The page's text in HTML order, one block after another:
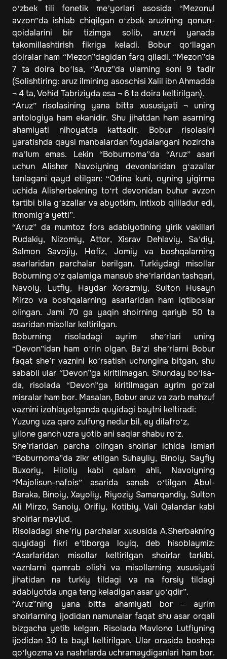
o‘zbek tili fonetik me’yorlari asosida “Mezonul
avzon”da ishlab chiqilgan o‘zbek aruzining qonun-
qoidalarini bir tizimga solib, aruzni yanada
takomillashtirish fikriga keladi. Bobur qo‘llagan
doiralar ham “Mezon”dagidan farq qiladi. “Mezon”da
7 ta doira bo‘lsa, “Aruz”da ularning soni 9 tadir
(Solishtiring: aruz ilmining asoschisi Xalil ibn Ahmadda
¬ 4 ta, Vohid Tabriziyda esa ¬ 6 ta doira keltirilgan).
“Aruz” risolasining yana bitta xususiyati ¬ uning
antologiya ham ekanidir. Shu jihatdan ham asarning
ahamiyati nihoyatda kattadir. Bobur risolasini
yaratishda qaysi manbalardan foydalangani hozircha
ma’lum emas. Lekin “Boburnoma”da “Aruz” asari
uchun Alisher Navoiyning devonlaridan g‘azallar
tanlagani qayd etilgan: “Odina kuni, oyning yigirma
uchida Alisherbekning to‘rt devonidan buhur avzon
tartibi bila g‘azallar va abyotkim, intixob qililadur edi,
itmomig‘a yetti”.
“Aruz” da mumtoz fors adabiyotining yirik vakillari
Rudakiy, Nizomiy, Attor, Xisrav Dehlaviy, Sa’diy,
Salmon Savojiy, Hofiz, Jomiy va boshqalarning
asarlaridan parchalar berilgan. Turkiydagi misollar
Boburning o‘z qalamiga mansub she’rlaridan tashqari,
Navoiy, Lutfiy, Haydar Xorazmiy, Sulton Husayn
Mirzo va boshqalarning asarlaridan ham iqtiboslar
olingan. Jami 70 ga yaqin shoirning qariyb 50 ta
asaridan misollar keltirilgan.
Boburning risoladagi ayrim she’rlari uning
“Devon”idan ham o‘rin olgan. Ba’zi she’rlarni Bobur
faqat she’r vaznini ko‘rsatish uchungina bitgan, shu
sababli ular “Devon”ga kiritilmagan. Shunday bo‘lsa-
da, risolada “Devon”ga kiritilmagan ayrim go‘zal
misralar ham bor. Masalan, Bobur aruz va zarb mahzuf
vaznini izohlayotganda quyidagi baytni keltiradi:
Yuzung uza qaro zulfung nedur bil, ey dilafro‘z,
yilone ganch uzra yotib ani saqlar shabu ro‘z.
She’rlaridan parcha olingan shoirlar ichida ismlari
“Boburnoma”da zikr etilgan Suhayliy, Binoiy, Sayfiy
Buxoriy, Hiloliy kabi qalam ahli, Navoiyning
“Majolisun-nafois” asarida sanab o‘tilgan Abul-
Baraka, Binoiy, Xayoliy, Riyoziy Samarqandiy, Sulton
Ali Mirzo, Sanoiy, Orifiy, Kotibiy, Vali Qalandar kabi
shoirlar mavjud.
Risoladagi she’riy parchalar xususida A.Sherbakning
quyidagi fikri e’tiborga loyiq, deb hisoblaymiz:
“Asarlaridan misollar keltirilgan shoirlar tarkibi,
vaznlarni qamrab olishi va misollarning xususiyati
jihatidan na turkiy tildagi va na forsiy tildagi
adabiyotda unga teng keladigan asar yo‘qdir”.
“Aruz”ning yana bitta ahamiyati bor – ayrim
shoirlarning ijodidan namunalar faqat shu asar orqali
bizgacha yetib kelgan. Risolada Mavlono Lutfiyning
ijodidan 30 ta bayt keltirilgan. Ular orasida boshqa
qo‘lyozma va nashrlarda uchramaydiganlari ham bor.